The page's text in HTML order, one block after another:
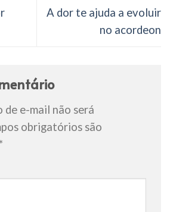
A dor te ajuda a evoluir
no acordeon
de e-mail não será
obrigatórios são
*